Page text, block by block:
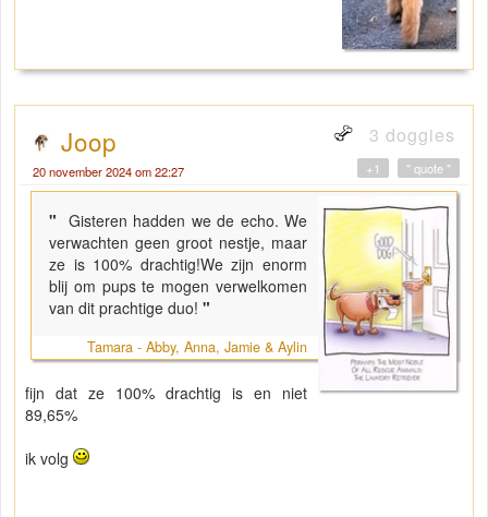
Joop 3 doggies
20 november 2024 om 22:27 " quote "
+1
" Gisteren hadden we de echo. We
verwachten geen groot nestje, maar
ze is 100% drachtig!We zijn enorm
blij om pups te mogen verwelkomen
van dit prachtige duo! "
Tamara - Abby, Anna, Jamie & Aylin
fijn dat ze 100% drachtig is en niet
89,65%
ik volg